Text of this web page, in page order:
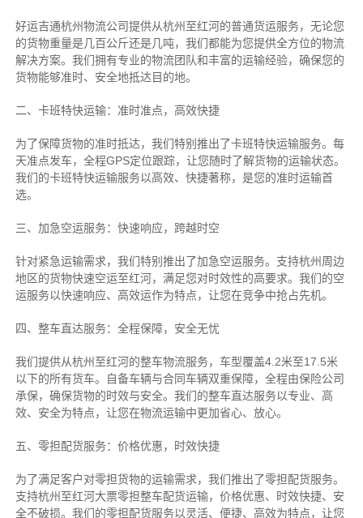
好运吉通杭州物流公司提供从杭州至红河的普通货运服务，无论您
的货物重量是几百公斤还是几吨，我们都能为您提供全方位的物流
解决方案。我们拥有专业的物流团队和丰富的运输经验，确保您的
货物能够准时、安全地抵达目的地。
二、卡班特快运输：准时准点，高效快捷
为了保障货物的准时抵达，我们特别推出了卡班特快运输服务。每
天准点发车，全程GPS定位跟踪，让您随时了解货物的运输状态。
我们的卡班特快运输服务以高效、快捷著称，是您的准时运输首
选。
三、加急空运服务：快速响应，跨越时空
针对紧急运输需求，我们特别推出了加急空运服务。支持杭州周边
地区的货物快速空运至红河，满足您对时效性的高要求。我们的空
运服务以快速响应、高效运作为特点，让您在竞争中抢占先机。
四、整车直达服务：全程保障，安全无忧
我们提供从杭州至红河的整车物流服务，车型覆盖4.2米至17.5米
以下的所有货车。自备车辆与合同车辆双重保障，全程由保险公司
承保，确保货物的时效与安全。我们的整车直达服务以专业、高
效、安全为特点，让您在物流运输中更加省心、放心。
五、零担配货服务：价格优惠，时效快捷
为了满足客户对零担货物的运输需求，我们推出了零担配货服务。
支持杭州至红河大票零担整车配货运输，价格优惠、时效快捷、安
全不破损。我们的零担配货服务以灵活、便捷、高效为特点，让您